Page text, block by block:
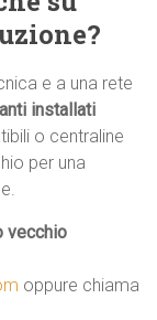
e a una rete
installati
o centraline
per una
vecchio
oppure chiama